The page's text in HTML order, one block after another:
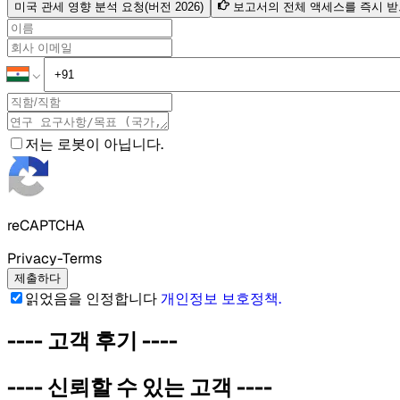
미국 관세 영향 분석 요청(버전 2026) 보고서의 전체 액세스를 즉시
저는 로봇이 아닙니다.
reCAPTCHA
Privacy-Terms
제출하다
읽었음을 인정합니다개인정보 보호정책.
----고객 후기 ----
----신뢰할 수 있는 고객 ----